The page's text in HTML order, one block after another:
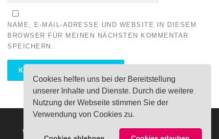
Cookies helfen uns bei der Bereitstellung
unserer Inhalte und Dienste. Durch die weitere
Nutzung der Webseite stimmen Sie der
Verwendung von Cookies zu.
NAME, E-MAIL-ADRESSE UND WEBSITE IN DIESEM
BROWSER FÜR MEINEN NÄCHSTEN KOMMENTAR
SPEICHERN.
Copyright © 2026 Mandy Urban–OnePressTheme von